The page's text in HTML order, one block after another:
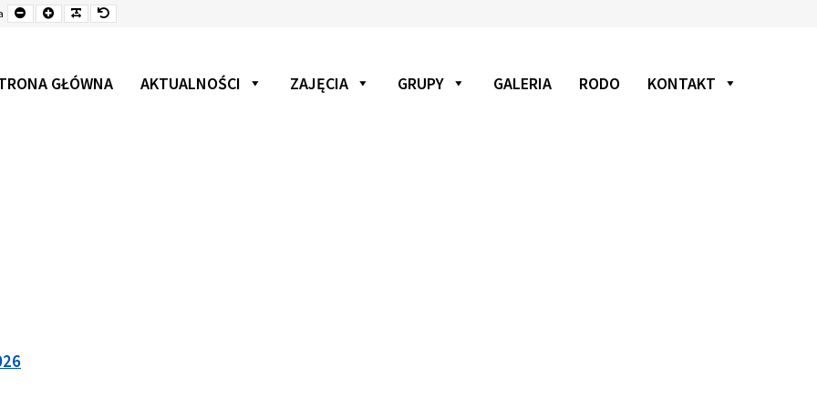
Mniejsza
czcionka
CzcionkaCzcionkaCzcionka
GŁÓWNA AKTUALNOŚCI ZAJĘCIA GRUPY GALERIA RODO KONTAKT